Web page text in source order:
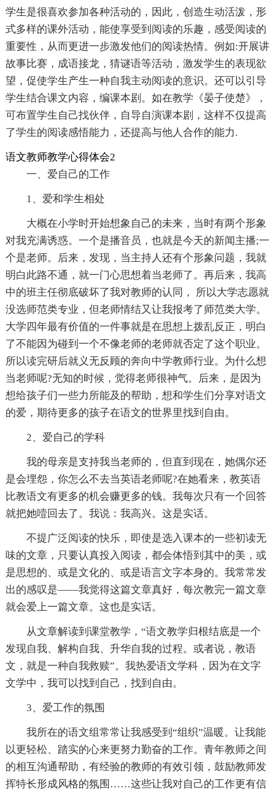
学生是很喜欢参加各种活动的，因此，创造生动活泼，形
式多样的课外活动，能使享受到阅读的乐趣，感受阅读的
重要性，从而更进一步激发他们的阅读热情。例如:开展讲
故事比赛，成语接龙，猜谜语等活动，激发学生的表现欲
望，促使学生产生一种自我主动阅读的意识。还可以引导
学生结合课文内容，编课本剧。如在教学《晏子使楚》，
可布置学生自己找伙伴，自导自演课本剧，这样不仅提高
了学生的阅读感悟能力，还提高与他人合作的能力.
语文教师教学心得体会2
一、爱自己的工作
1、爱和学生相处
大概在小学时开始想象自己的未来，当时有两个形象
对我充满诱惑。一个是播音员，也就是今天的新闻主播;一
个是老师。后来，发现，当主持人还有个形象问题，我就
明白此路不通，就一门心思想着当老师了。再后来，我高
中的班主任彻底破坏了我对教师的认同， 所以大学志愿就
没选师范类专业，但老师情结又让我报考了师范类大学。
大学四年最有价值的一件事就是在思想上拨乱反正，明白
了不能因为碰到一个不像老师的老师就否定了这个职业。
所以读完研后就义无反顾的奔向中学教师行业。为什么想
当老师呢?无知的时候，觉得老师很神气。后来，是因为
想给孩子们一些力所能及的帮助，想和学生们分享对语文
的爱，期待更多的孩子在语文的世界里找到自由。
2、爱自己的学科
我的母亲是支持我当老师的，但直到现在，她偶尔还
是会埋怨，你怎么不去当英语老师呢?在她看来，教英语
比教语文有更多的机会赚更多的钱。我每次只有一个回答
就把她噎回去了。我说：我高兴。这是实话。
不提广泛阅读的快乐，即使是选入课本的一些初读无
味的文章，只要认真投入阅读，都会体悟到其中的美，或
是思想的、或是文化的、或是语言文字本身的。我常常发
出的感叹是——我觉得这篇文章真好，每次教完一篇文章
就会爱上一篇文章。这也是实话。
从文章解读到课堂教学，“语文教学归根结底是一个
发现自我、解构自我、升华自我的过程。或者说，教语
文，就是一种自我救赎”。我热爱语文学科，因为在文字
文学中，我可以找到自己，找到自由。
3、爱工作的氛围
我所在的语文组常常让我感受到“组织”温暖。让我能
以更轻松、踏实的心来更努力勤奋的工作。青年教师之间
的相互沟通帮助，有经验的教师的有效引领，鼓励教师发
挥特长形成风格的氛围……这些让我对自己的工作更有信